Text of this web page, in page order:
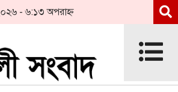
- ৬:১৩ অপরাহ্ন